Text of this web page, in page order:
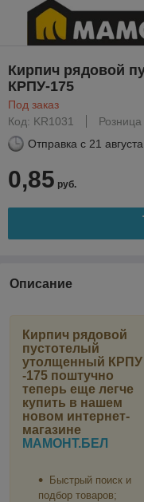
Кирпич рядовой
КРПУ-175
Под заказ
Код: KR1031
Розница
Отправка с 21
0,85 руб.
Описание
Кирпич рядовой
пустотелый
утолщенный КРПУ
-175 поштучно
теперь еще легче
купить в нашем
новом интернет-
магазине
МАМОНТ.БЕЛ
Быстрый поиск и
подбор товаров;